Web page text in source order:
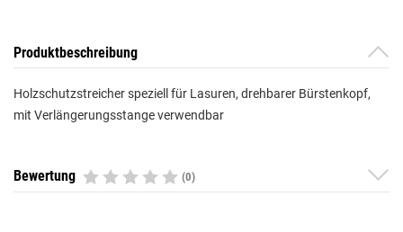
Produktbeschreibung
Holzschutzstreicher speziell für Lasuren, drehbarer Bürstenkopf,
mit Verlängerungsstange verwendbar
Bewertung (0)